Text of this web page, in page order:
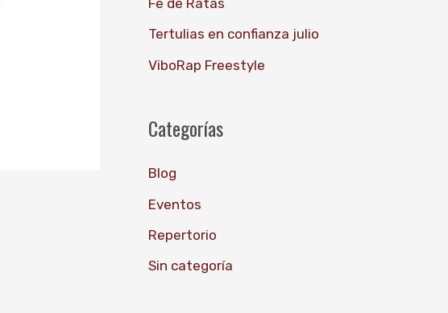
o
Fe de Ratas
Tertulias en confianza julio
ViboRap Freestyle
Categorías
Blog
Eventos
Repertorio
Sin categoría